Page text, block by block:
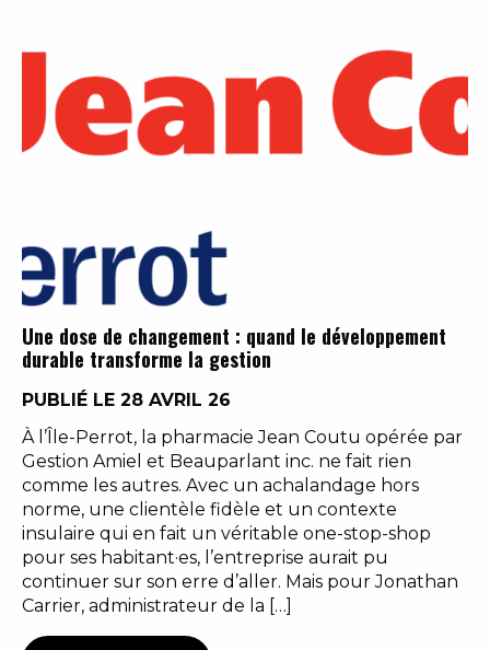
Une dose de changement : quand le développement
durable transforme la gestion
PUBLIÉ LE 28 AVRIL 26
À l’Île-Perrot, la pharmacie Jean Coutu opérée par
Gestion Amiel et Beauparlant inc. ne fait rien
comme les autres. Avec un achalandage hors
norme, une clientèle fidèle et un contexte
insulaire qui en fait un véritable one-stop-shop
pour ses habitant·es, l’entreprise aurait pu
continuer sur son erre d’aller. Mais pour Jonathan
Carrier, administrateur de la […]